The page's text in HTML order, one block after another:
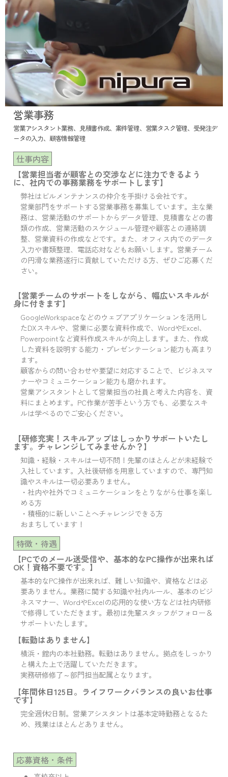
営業事務
営業アシスタント業務、見積書作成、案件管理、営業タスク管理、受発注デ
ータの入力、顧客情報管理
仕事内容
【営業担当者が顧客との交渉などに注力できるよう
に、社内での事務業務をサポートします】
弊社はビルメンテナンスの仲介を手掛ける会社です。
営業部門をサポートする営業事務を募集しています。主な業
務は、営業活動のサポートからデータ管理、見積書などの書
類の作成、営業活動のスケジュール管理や顧客との連絡調
整、営業資料の作成などです。また、オフィス内でのデータ
入力や書類整理、電話応対などもお願いします。営業チーム
の円滑な業務遂行に貢献していただける方、ぜひご応募くだ
さい。
【営業チームのサポートをしながら、幅広いスキルが
身に付きます】
GoogleWorkspaceなどのウェブアプリケーションを活用し
たDXスキルや、営業に必要な資料作成で、WordやExcel、
Powerpointなど資料作成スキルが向上します。また、作成
した資料を説明する能力・プレゼンテーション能力も高まり
ます。
顧客からの問い合わせや要望に対応することで、ビジネスマ
ナーやコミュニケーション能力も磨かれます。
営業アシスタントとして営業担当の社員と考えた内容を、資
料にまとめます。PC作業が苦手という方でも、必要なスキ
ルは学べるのでご安心ください。
【研修充実！スキルアップはしっかりサポートいたし
ます。チャレンジしてみませんか？】
知識・経験・スキルは一切不問！先輩のほとんどが未経験で
入社しています。入社後研修を用意していますので、専門知
識やスキルは一切必要ありません。
・社内や社外でコミュニケーションをとりながら仕事を楽し
める方
・積極的に新しいことへチャレンジできる方
おまちしています！
特徴・待遇
【PCでのメール送受信や、基本的なPC操作が出来れば
OK！資格不要です。】
基本的なPC操作が出来れば、難しい知識や、資格などは必
要ありません。 業務に関する知識や社内ルール、基本のビジ
ネスマナー、WordやExcelの応用的な使い方などは社内研修
で修得していただきます。 最初は先輩スタッフがフォロー＆
サポートいたします。
【転勤はありません】
横浜・館内の本社勤務。転勤はありません。拠点をしっかり
と構えた上で活躍していただきます。
実務研修修了～部門担当配属となります。
【年間休日125日。ライフワークバランスの良いお仕事
です】
完全週休2日制。営業アシスタントは基本定時勤務となるた
め、残業はほとんどありません。
応募資格・条件